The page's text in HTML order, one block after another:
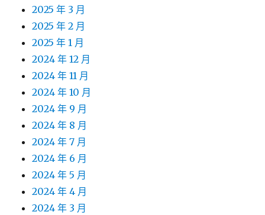
2025 年 3 月
2025 年 2 月
2025 年 1 月
2024 年 12 月
2024 年 11 月
2024 年 10 月
2024 年 9 月
2024 年 8 月
2024 年 7 月
2024 年 6 月
2024 年 5 月
2024 年 4 月
2024 年 3 月